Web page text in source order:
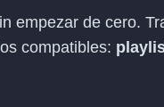
empezar de cero.
compatibles: